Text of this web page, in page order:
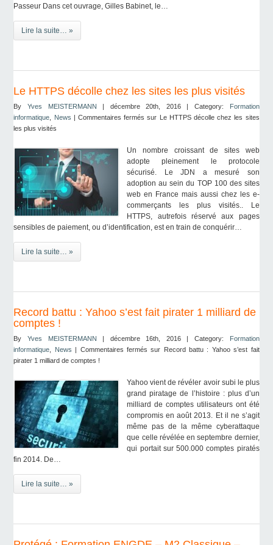
Passeur Dans cet ouvrage, Gilles Babinet, le…
Lire la suite… »
Le HTTPS décolle chez les sites les plus visités
By Yves MEISTERMANN | décembre 20th, 2016 | Category:
Formation
informatique
News |Commentaires fermés sur Le HTTPS décolle chez les sites
les plus visités
Un nombre croissant de sites web
adopte pleinement le protocole
sécurisé. Le JDN a mesuré son
adoption au sein du TOP 100 des sites
web en France mais aussi chez les e-
commerçants les plus visités.. Le
HTTPS, autrefois réservé aux pages
sensibles de paiement, ou d’identification, est en train de conquérir…
Lire la suite… »
Record battu : Yahoo s’est fait pirater 1 milliard de
comptes !
By Yves MEISTERMANN | décembre 16th, 2016 | Category:
Formation
informatique
News | Commentaires fermés sur Record battu : Yahoo s’est fait
pirater 1 milliard de comptes !
Yahoo vient de révéler avoir subi le plus
grand piratage de l’histoire : plus d’un
milliard de comptes utilisateurs ont été
compromis en août 2013. Et il ne s’agit
même pas de la même cyberattaque
que celle révélée en septembre dernier,
qui portait sur 500.000 comptes piratés
fin 2014. De…
Lire la suite… »